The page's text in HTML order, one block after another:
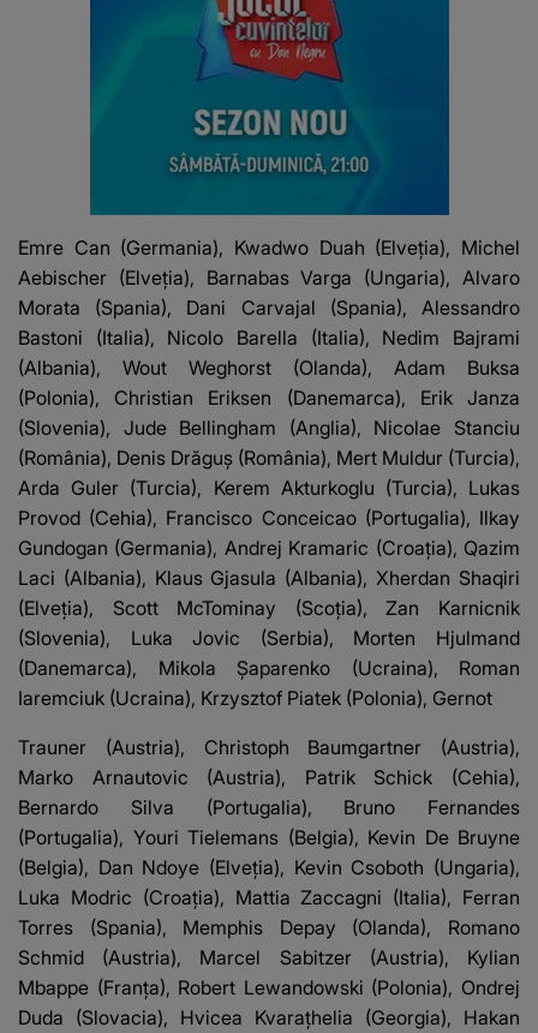
Emre Can (Germania), Kwadwo Duah (Elveţia), Michel
Aebischer (Elveţia), Barnabas Varga (Ungaria), Alvaro
Morata (Spania), Dani Carvajal (Spania), Alessandro
Bastoni (Italia), Nicolo Barella (Italia), Nedim Bajrami
(Albania), Wout Weghorst (Olanda), Adam Buksa
(Polonia), Christian Eriksen (Danemarca), Erik Janza
(Slovenia), Jude Bellingham (Anglia), Nicolae Stanciu
(România), Denis Drăguş (România), Mert Muldur (Turcia),
Arda Guler (Turcia), Kerem Akturkoglu (Turcia), Lukas
Provod (Cehia), Francisco Conceicao (Portugalia), Ilkay
Gundogan (Germania), Andrej Kramaric (Croaţia), Qazim
Laci (Albania), Klaus Gjasula (Albania), Xherdan Shaqiri
(Elveţia), Scott McTominay (Scoţia), Zan Karnicnik
(Slovenia), Luka Jovic (Serbia), Morten Hjulmand
(Danemarca), Mikola Şaparenko (Ucraina), Roman
Iaremciuk (Ucraina), Krzysztof Piatek (Polonia), Gernot
Trauner (Austria), Christoph Baumgartner (Austria),
Marko Arnautovic (Austria), Patrik Schick (Cehia),
Bernardo Silva (Portugalia), Bruno Fernandes
(Portugalia), Youri Tielemans (Belgia), Kevin De Bruyne
(Belgia), Dan Ndoye (Elveţia), Kevin Csoboth (Ungaria),
Luka Modric (Croaţia), Mattia Zaccagni (Italia), Ferran
Torres (Spania), Memphis Depay (Olanda), Romano
Schmid (Austria), Marcel Sabitzer (Austria), Kylian
Mbappe (Franţa), Robert Lewandowski (Polonia), Ondrej
Duda (Slovacia), Hvicea Kvaraţhelia (Georgia), Hakan